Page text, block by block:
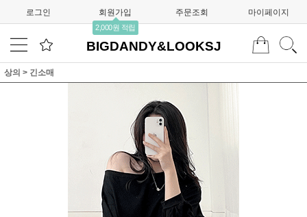
로그인 회원가입
2,000원 적립
주문조회 마이페이지
BIGDANDY&LOOKSJ
상의 > 긴소매